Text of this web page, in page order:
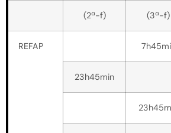
(2ª-f) (3ª-f)
REFAP
23h45min